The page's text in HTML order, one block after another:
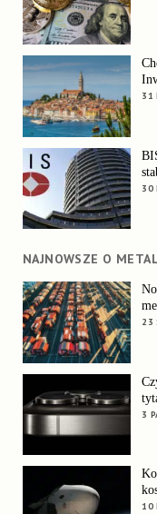
31
30
NAJNOWSZE O
23
3
10